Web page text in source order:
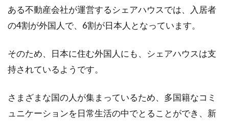
があります。新築住宅の完成ともなると、他に
もさまざ...
防音カーテンが効果的？犬の鳴き声
ある不動産会社が運営するシェアハウスでは、入居者
の4割が外国人で、6割が日本人となっています。
そのため、日本に住む外国人にも、シェアハウスは支
持されているようです。
さまざまな国の人が集まっているため、多国籍なコミ
ュニケーションを日常生活の中でとることができ、新